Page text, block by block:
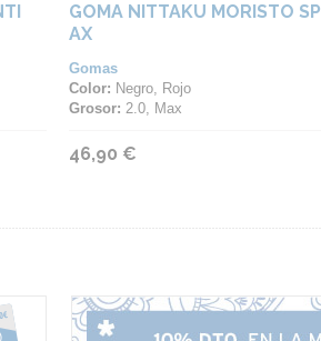
GOMA NITTAKU MORISTO SP
AX
Gomas
Color: Negro, Rojo
Grosor: 2.0, Max
46,90 €